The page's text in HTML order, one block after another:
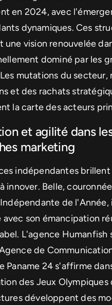
en 2024, avec
dynamiques. Ces
une vision renouvelée
dominé par les
mutations du secteur,
et des rachats
la carte des acteurs
et agilité dans
marketing
indépendantes brillent
innover. Belle,
de
son émancipation
L'agence Humanfish
de
Paname 24 s'affirme
des Jeux Olympiques
développent des